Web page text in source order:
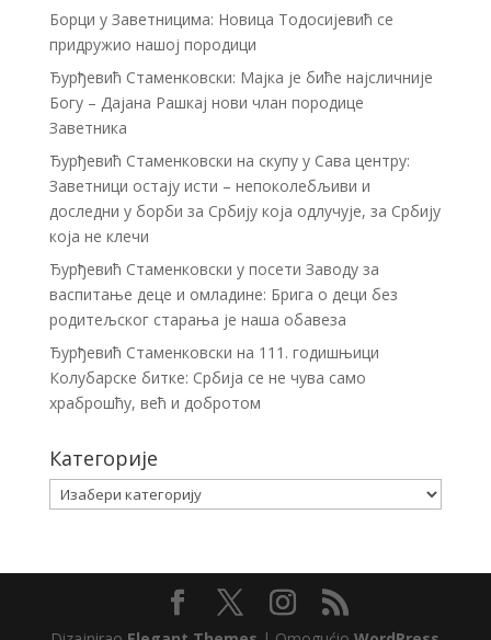
Борци у Заветницима: Новица Тодосијевић се
придружио нашој породици
Ђурђевић Стаменковски: Мајка је биће најсличније
Богу – Дајана Рашкај нови члан породице
Заветника
Ђурђевић Стаменковски на скупу у Сава центру:
Заветници остају исти – непоколебљиви и
доследни у борби за Србију која одлучује, за Србију
која не клечи
Ђурђевић Стаменковски у посети Заводу за
васпитање деце и омладине: Брига о деци без
родитељског старања је наша обавеза
Ђурђевић Стаменковски на 111. годишњици
Колубарске битке: Србија се не чува само
храброшћу, већ и добротом
Категорије
Категорије